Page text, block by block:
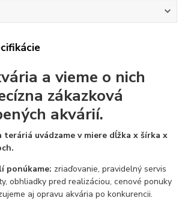
a vieme o nich
zákazková
akvárií.
teráriá uvádzame v miere dĺžka x šírka x
ponúkame: zriaďovanie, pravidelný servis
obhliadky pred realizáciou, cenové ponuky
aj opravu akvária po konkurencii.